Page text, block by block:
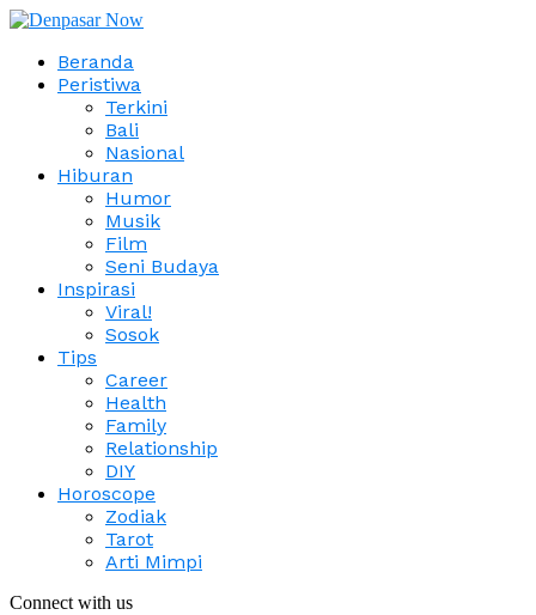
Beranda
Peristiwa
Terkini
Bali
Nasional
Hiburan
Humor
Musik
Film
Seni Budaya
Inspirasi
Viral!
Sosok
Tips
Career
Health
Family
Relationship
DIY
Horoscope
Zodiak
Tarot
Arti Mimpi
Connect with us